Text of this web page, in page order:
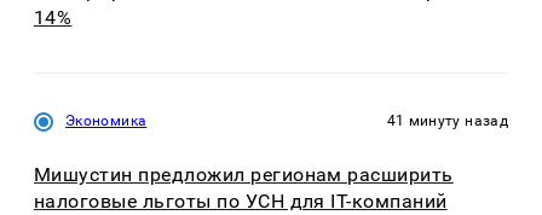
14%
Экономика 41 минуту назад
Мишустин предложил регионам расширить
налоговые льготы по УСН для IT-компаний